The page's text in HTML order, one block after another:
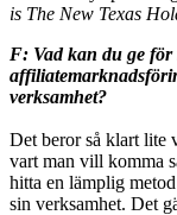
is The New Texas
F: Vad kan du ge
verksamhet?
Det beror så klart lite
vart man vill komma
hitta en lämplig
sin verksamhet. Det